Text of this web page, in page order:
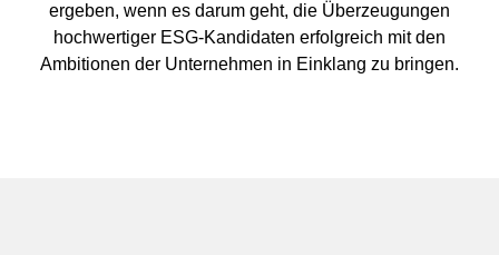
ergeben, wenn es darum geht, die Überzeugungen
hochwertiger ESG-Kandidaten erfolgreich mit den
Ambitionen der Unternehmen in Einklang zu bringen.